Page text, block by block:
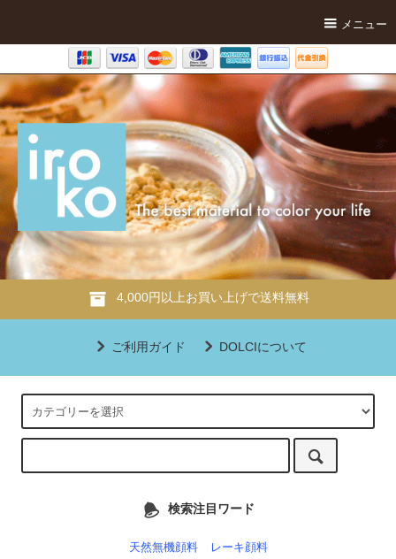
メニュー
4,000円以上お買い上げで送料無料
ご利用ガイド DOLCIについて
検索注目ワード
天然無機顔料 レーキ顔料